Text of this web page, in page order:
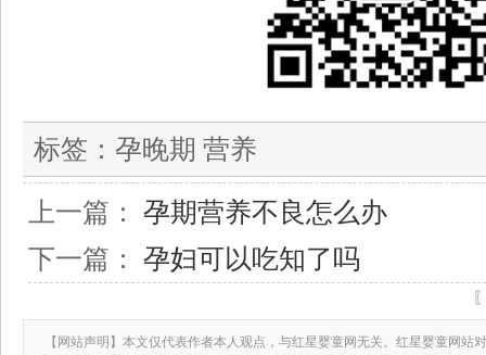
标签： 孕晚期 营养
上一篇： 孕期营养不良怎么办
下一篇： 孕妇可以吃知了吗
【网站声明】本文仅代表作者本人观点，与红星婴童网无关。红星婴童网站